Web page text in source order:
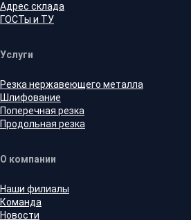
Адрес склада
ГОСТы и ТУ
Услуги
Резка нержавеющего металла
Шлифование
Поперечная резка
Продольная резка
О компании
Наши филиалы
Команда
Новости